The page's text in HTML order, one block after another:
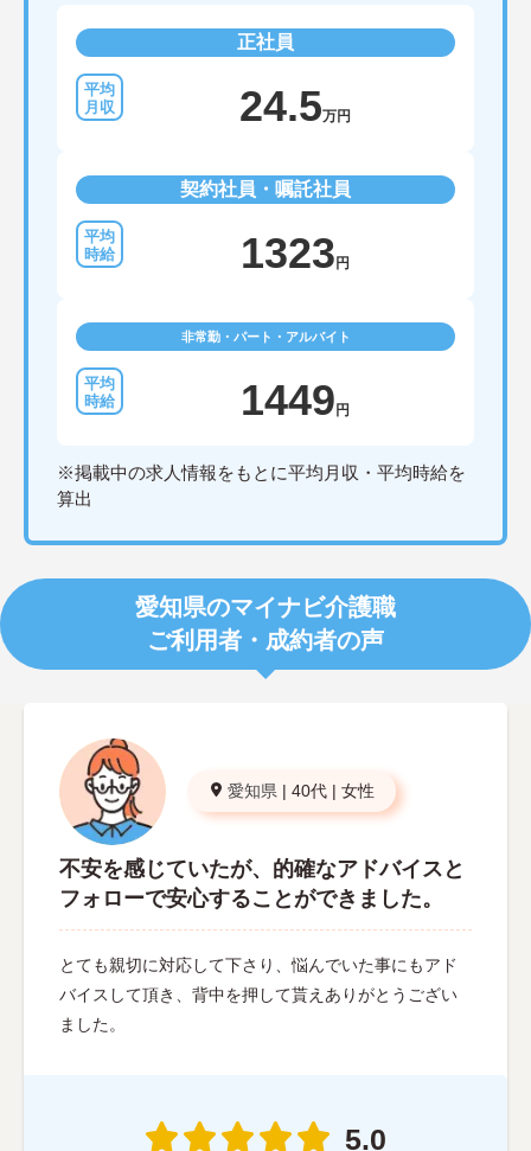
正社員
24.5万円
契約社員・嘱託社員
1323 円
非常勤・パート・アルバイト
1449 円
※掲載中の求人情報をもとに平均月収・平均時給を
算出
愛知県のマイナビ介護職
ご利用者・成約者の声
愛知県 | 40代 | 女性
不安を感じていたが、的確なアドバイスと
フォローで安心することができました。
とても親切に対応して下さり、悩んでいた事にもアド
バイスして頂き、背中を押して貰えありがとうござい
ました。
5.0